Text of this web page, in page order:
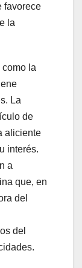
favorece
la
la
La
de
aliciente
interés.
a
que, en
del
del